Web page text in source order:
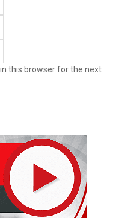
this browser for the next